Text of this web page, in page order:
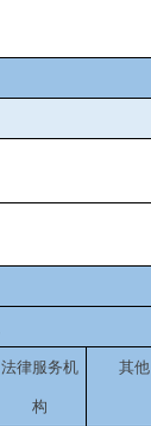
法律服务机
构
其他